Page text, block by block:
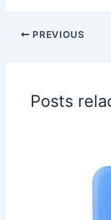
PREVIOUS
Posts